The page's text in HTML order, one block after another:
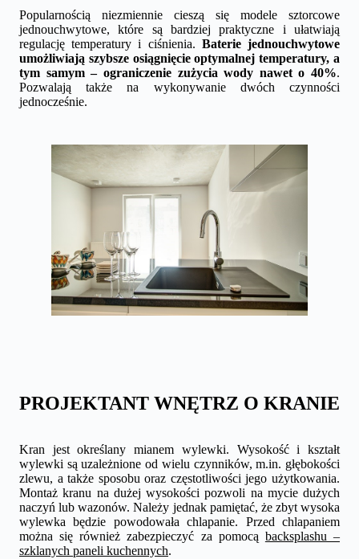
Popularnością niezmiennie cieszą się modele sztorcowe
jednouchwytowe, które są bardziej praktyczne i ułatwiają
regulację temperatury i ciśnienia. Baterie jednouchwytowe
umożliwiają szybsze osiągnięcie optymalnej temperatury, a
tym samym – ograniczenie zużycia wody nawet o 40%.
Pozwalają także na wykonywanie dwóch czynności
jednocześnie.
PROJEKTANT WNĘTRZ O KRANIE
Kran jest określany mianem wylewki. Wysokość i kształt
wylewki są uzależnione od wielu czynników, m.in. głębokości
zlewu, a także sposobu oraz częstotliwości jego użytkowania.
Montaż kranu na dużej wysokości pozwoli na mycie dużych
naczyń lub wazonów. Należy jednak pamiętać, że zbyt wysoka
wylewka będzie powodowała chlapanie. Przed chlapaniem
można się również zabezpieczyć za pomocą backsplashu –
szklanych paneli kuchennych.